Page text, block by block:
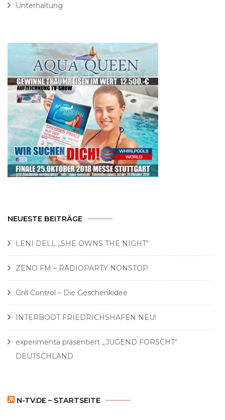
Unterhaltung
NEUESTE BEITRÄGE
LENI DELL „SHE OWNS THE NIGHT“
ZENO FM – RADIOPARTY NONSTOP
Grill Control – Die Geschenkidee
INTERBOOT FRIEDRICHSHAFEN NEU!
experimenta präsentiert „JUGEND FORSCHT“
DEUTSCHLAND
N-TV.DE – STARTSEITE